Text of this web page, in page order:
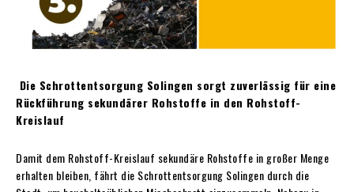
Die Schrottentsorgung Solingen sorgt zuverlässig für eine
Rückführung sekundärer Rohstoffe in den Rohstoff-
Kreislauf
Damit dem Rohstoff-Kreislauf sekundäre Rohstoffe in großer Menge
erhalten bleiben, fährt die Schrottentsorgung Solingen durch die